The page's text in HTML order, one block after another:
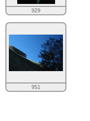
929
951